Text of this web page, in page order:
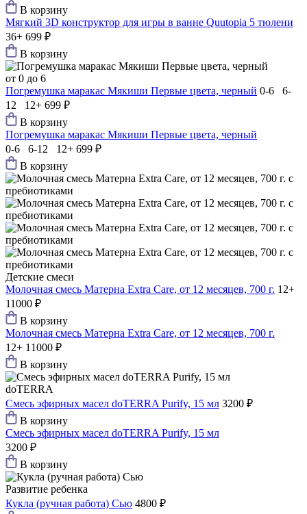
В корзину
Мягкий 3D конструктор для игры в ванне Quutopia 5 тюлени
36+ 699 ₽
В корзину
от 0 до 6
Погремушка маракас Мякиши Первые цвета, черный 0-6 6-
12 12+ 699 ₽
В корзину
Погремушка маракас Мякиши Первые цвета, черный
0-6 6-12 12+ 699 ₽
В корзину
Детские смеси
Молочная смесь Матерна Extra Care, от 12 месяцев, 700 г. 12+
11000 ₽
В корзину
Молочная смесь Матерна Extra Care, от 12 месяцев, 700 г.
12+ 11000 ₽
В корзину
doTERRA
Смесь эфирных масел doTERRA Purify, 15 мл 3200 ₽
В корзину
Смесь эфирных масел doTERRA Purify, 15 мл
3200 ₽
В корзину
Развитие ребенка
Кукла (ручная работа) Сью 4800 ₽